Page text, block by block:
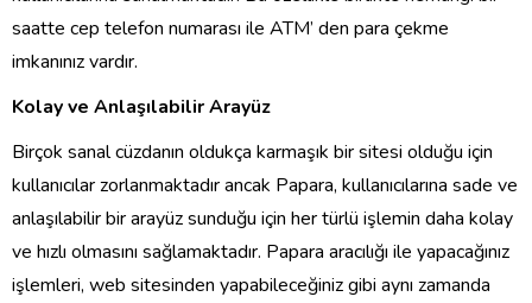
saatte cep telefon numarası ile ATM’ den para çekme
imkanınız vardır.
Kolay ve Anlaşılabilir Arayüz
Birçok sanal cüzdanın oldukça karmaşık bir sitesi olduğu için
kullanıcılar zorlanmaktadır ancak Papara, kullanıcılarına sade ve
anlaşılabilir bir arayüz sunduğu için her türlü işlemin daha kolay
ve hızlı olmasını sağlamaktadır. Papara aracılığı ile yapacağınız
işlemleri, web sitesinden yapabileceğiniz gibi aynı zamanda